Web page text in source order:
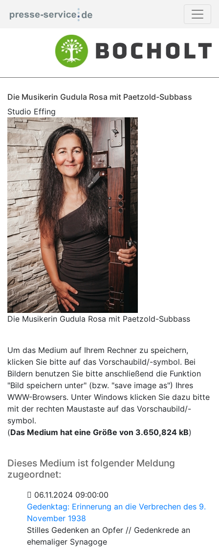
Die Musikerin Gudula Rosa mit Paetzold-Subbass
Studio Effing
Die Musikerin Gudula Rosa mit Paetzold-Subbass
Um das Medium auf Ihrem Rechner zu speichern,
klicken Sie bitte auf das Vorschaubild/-symbol. Bei
Bildern benutzen Sie bitte anschließend die Funktion
"Bild speichern unter" (bzw. "save image as") Ihres
WWW-Browsers. Unter Windows klicken Sie dazu bitte
mit der rechten Maustaste auf das Vorschaubild/-
symbol.
(Das Medium hat eine Größe von 3.650,824 kB)
Dieses Medium ist folgender Meldung
zugeordnet:
06.11.2024 09:00:00
Gedenktag: Erinnerung an die Verbrechen des 9.
November 1938
Stilles Gedenken an Opfer // Gedenkrede an
ehemaliger Synagoge